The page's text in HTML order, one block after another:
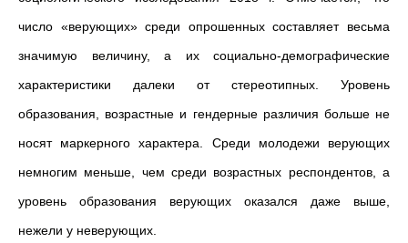
число «верующих» среди опрошенных составляет весьма
значимую величину, а их социально-демографические
характеристики далеки от стереотипных. Уровень
образования, возрастные и гендерные различия больше не
носят маркерного характера. Среди молодежи верующих
немногим меньше, чем среди возрастных респондентов, а
уровень образования верующих оказался даже выше,
нежели у неверующих.